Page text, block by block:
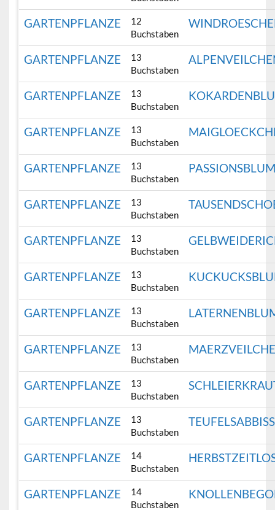
GARTENPFLANZE
12
Buchstaben
GARTENPFLANZE
13
Buchstaben
GARTENPFLANZE
13
Buchstaben
GARTENPFLANZE
13
Buchstaben
GARTENPFLANZE
13
Buchstaben
GARTENPFLANZE
13
Buchstaben
GARTENPFLANZE
13
Buchstaben
GARTENPFLANZE
13
Buchstaben
GARTENPFLANZE
13
Buchstaben
GARTENPFLANZE
13
Buchstaben
GARTENPFLANZE
13
Buchstaben
GARTENPFLANZE
13
Buchstaben
TEUFELSABBISS
GARTENPFLANZE
14
Buchstaben
GARTENPFLANZE
14
Buchstaben